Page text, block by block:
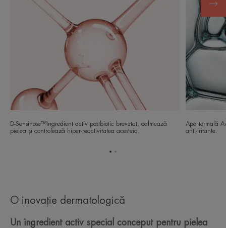
D-Sensinose™Ingredient activ postbiotic brevetat, calmează
pielea și controlează hiper-reactivitatea acesteia.
Apa termală
anti-iritante.
O inovație dermatologică
Un ingredient activ special conceput pentru pielea